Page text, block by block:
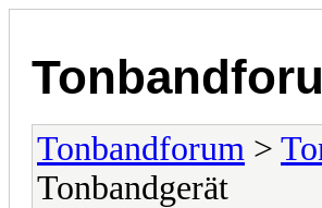
Tonbandforum >
Tonbandgerät